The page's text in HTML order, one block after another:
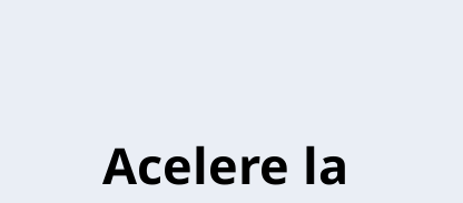
Acelere la